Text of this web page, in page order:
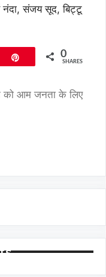
नंदा, संजय सूद, बिट्टू
0
SHARES
को आम जनता के लिए